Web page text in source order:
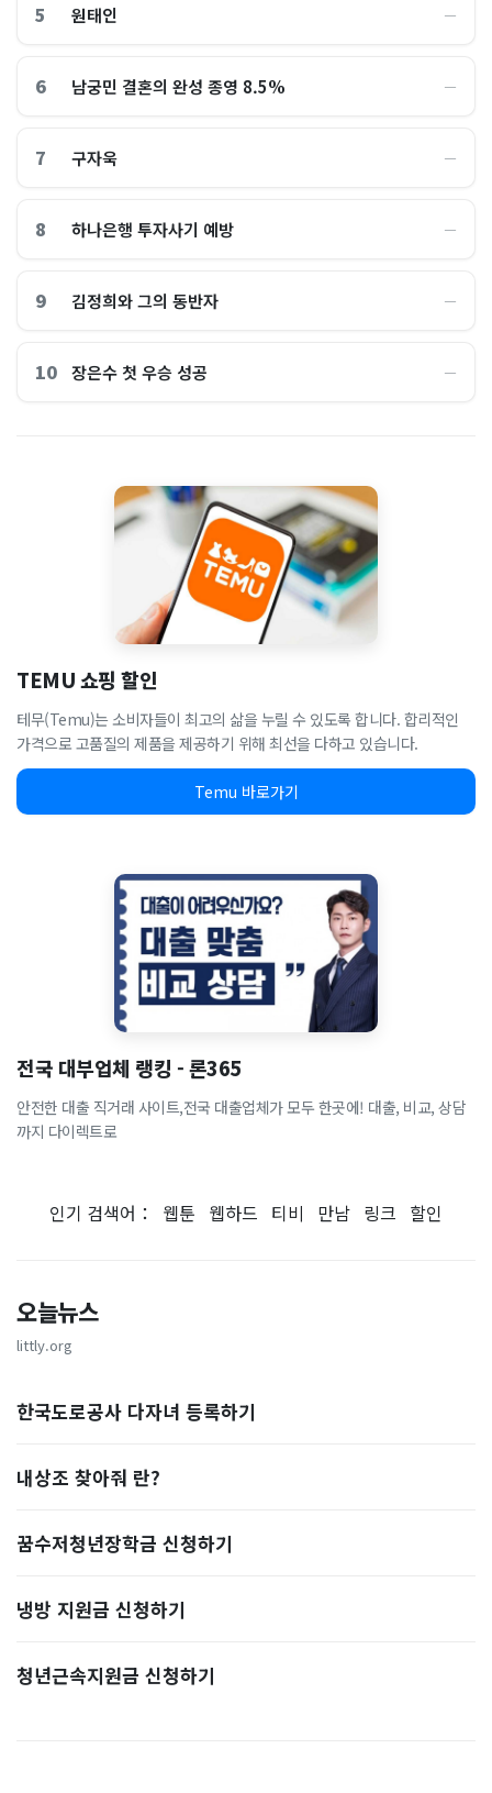
5 원태인 ―
6 남궁민 결혼의 완성 종영 8.5% ―
7 구자욱 ―
8 하나은행 투자사기 예방 ―
9 김정희와 그의 동반자 ―
10 장은수 첫 우승 성공 ―
TEMU 쇼핑 할인
테무(Temu)는 소비자들이 최고의 삶을 누릴 수 있도록 합니다. 합리적인
가격으로 고품질의 제품을 제공하기 위해 최선을 다하고 있습니다.
Temu 바로가기
전국 대부업체 랭킹 - 론365
안전한 대출 직거래 사이트,전국 대출업체가 모두 한곳에! 대출, 비교, 상담
까지 다이렉트로
인기 검색어： 웹툰 웹하드 티비 만남 링크 할인
오늘뉴스
littly.org
한국도로공사 다자녀 등록하기
내상조 찾아줘 란?
꿈수저청년장학금 신청하기
냉방 지원금 신청하기
청년근속지원금 신청하기